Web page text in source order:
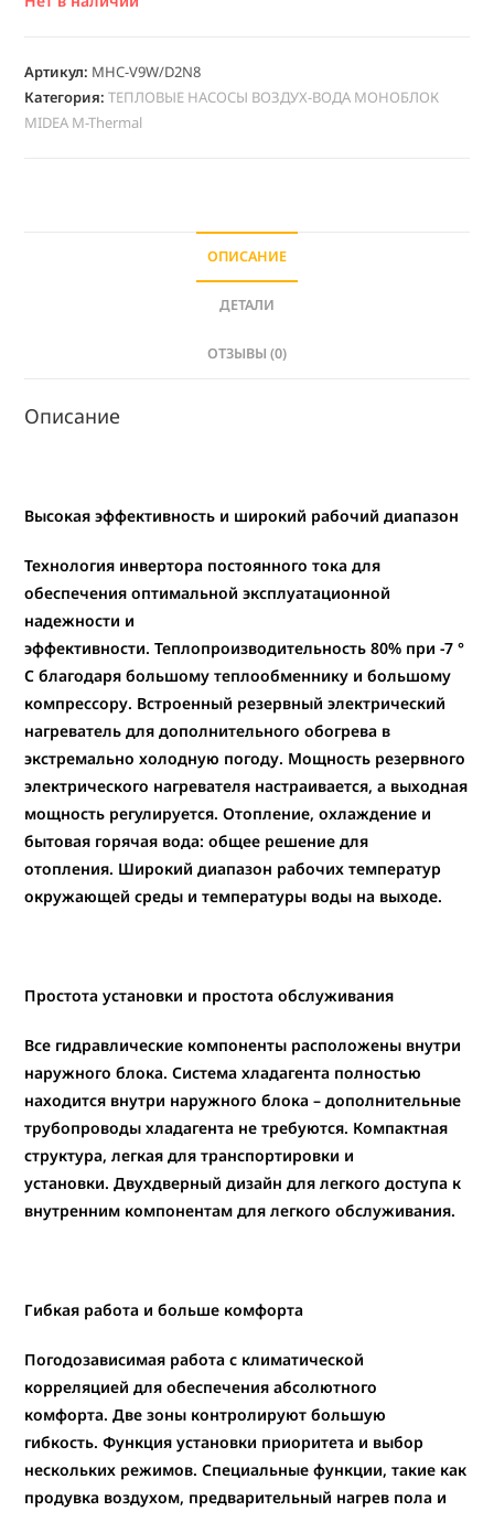
Артикул: MHC-V9W/D2N8
Категория:ТЕПЛОВЫЕ НАСОСЫ ВОЗДУХ-ВОДА МОНОБЛОК
MIDEA M-Thermal
ОПИСАНИЕ
ДЕТАЛИ
ОТЗЫВЫ (0)
Описание
Высокая эффективность и широкий рабочий диапазон
Технология инвертора постоянного тока для
обеспечения оптимальной эксплуатационной
надежности и
эффективности. Теплопроизводительность 80% при -7 °
C благодаря большому теплообменнику и большому
компрессору. Встроенный резервный электрический
нагреватель для дополнительного обогрева в
экстремально холодную погоду. Мощность резервного
электрического нагревателя настраивается, а выходная
мощность регулируется. Отопление, охлаждение и
бытовая горячая вода: общее решение для
отопления. Широкий диапазон рабочих температур
окружающей среды и температуры воды на выходе.
Простота установки и простота обслуживания
Все гидравлические компоненты расположены внутри
наружного блока. Система хладагента полностью
находится внутри наружного блока – дополнительные
трубопроводы хладагента не требуются. Компактная
структура, легкая для транспортировки и
установки. Двухдверный дизайн для легкого доступа к
внутренним компонентам для легкого обслуживания.
Гибкая работа и больше комфорта
Погодозависимая работа с климатической
корреляцией для обеспечения абсолютного
комфорта. Две зоны контролируют большую
гибкость. Функция установки приоритета и выбор
нескольких режимов. Специальные функции, такие как
продувка воздухом, предварительный нагрев пола и